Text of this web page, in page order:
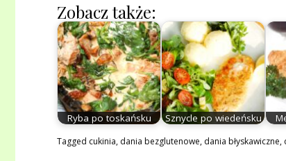
Zobacz także:
Ryba po toskańsku Sznycle po wiedeńsku
Tagged cukinia, dania bezglutenowe, dania błyskawiczne,